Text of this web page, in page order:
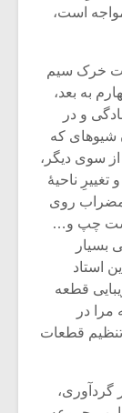
است،
خرک سیم‏
به بعد،
و در
شیوه‏ای که
سوی دیگر،
ناحیۀ
مضراب روی
چپ و…
بسیار
استاد
قطعه
مرا در
تنظیم قطعات
گردآوری،
دوره
برگزار